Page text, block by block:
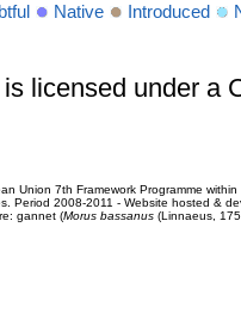
Native Introduced
licensed under a
Union 7th Framework Programme
Period 2008-2011 - Website hosted &
gannet (Morus bassanus(Linnaeus,